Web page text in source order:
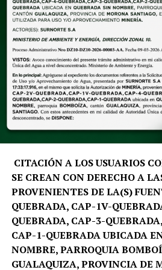
análisis de datos para atender las
prioritarias del territorio.
«El Summer School nace como
con propósito. No buscamos
investigación, sino trabajar
territorio, analizar sus desafíos y
fortalezcan la toma de decisiones
sostenible de Galápagos», señala
Aleaga, docente e investigador
de la UTPL.
La metodología del programa
preparación virtual y culmina
académica en la isla Santa Cruz.
equipos multidisciplinarios
conjunta con actores estratégicos
ellos la Fundación Charles Darwin,
CITACIÓN A LOS USUARIOS
SE CREAN CON DERECHO A
PROVENIENTES DE LA(S)
QUEBRADA, CAP-1V-
QUEBRADA, CAP-3-
CAP-1-QUEBRADA UBICADA
NOMBRE, PARROQUIA
GUALAQUIZA, PROVINCIA DE